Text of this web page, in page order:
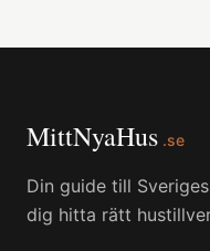
MittNyaHus .se
Din guide till
dig hitta rätt